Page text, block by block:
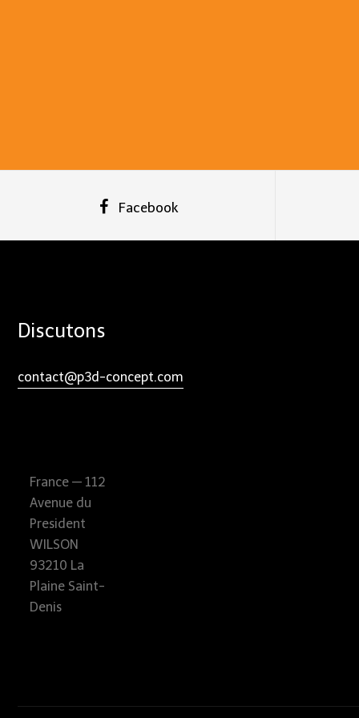
Facebook
Discutons
contact@p3d-concept.com
France — 112
Avenue du
President
WILSON
93210 La
Plaine Saint-
Denis